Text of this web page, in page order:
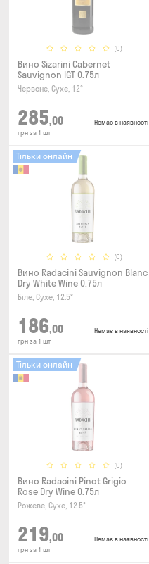
(0)
Вино Sizarini Cabernet
Sauvignon IGT 0.75л
Червоне, Сухе, 12°
285,00
грн за 1 шт
Немає в наявності
(0)
Тільки онлайн
Вино Radacini Sauvignon Blanc
Dry White Wine 0.75л
Біле, Сухе, 12.5°
186,00
грн за 1 шт
Немає в наявності
(0)
Тільки онлайн
Вино Radacini Pinot Grigio
Rose Dry Wine 0.75л
Рожеве, Сухе, 12.5°
219,00
грн за 1 шт
Немає в наявності